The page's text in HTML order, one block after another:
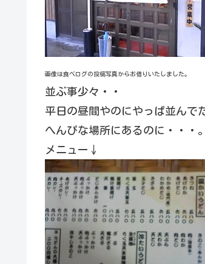
画像は食べログの投稿写真からお借りいたしました。
並ぶ事少々・・
平日の昼間やのにやっぱ並んで
へんぴな場所にあるのに・・・。
メニュー↓